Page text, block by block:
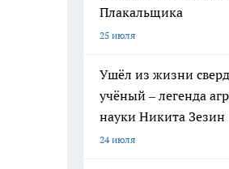
Плакальщика
25 июля
Ушёл из жизни
учёный – легенда
науки Никита Зезин
24 июля